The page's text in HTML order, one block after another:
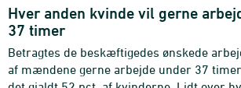
Hver anden kvinde vil gerne
37 timer
Betragtes de beskæftigedes ønskede
af mændene gerne arbejde under 37